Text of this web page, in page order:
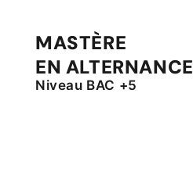
MASTÈRE
EN ALTERNANCE
Niveau BAC +5